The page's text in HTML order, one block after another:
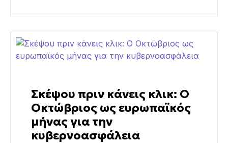
Σκέψου πριν κάνεις κλικ: Ο
Οκτώβριος ως ευρωπαϊκός
μήνας για την
κυβερνοασφάλεια